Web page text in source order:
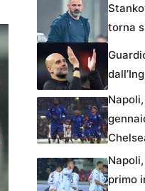
torna
primo